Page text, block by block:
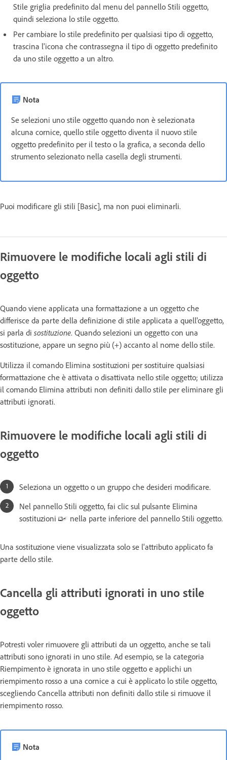
Stile griglia predefinito dal menu del pannello Stili oggetto,
quindi seleziona lo stile oggetto.
Per cambiare lo stile predefinito per qualsiasi tipo di oggetto,
trascina l'icona che contrassegna il tipo di oggetto predefinito
da uno stile oggetto a un altro.
Nota
Se selezioni uno stile oggetto quando non è selezionata
alcuna cornice, quello stile oggetto diventa il nuovo stile
oggetto predefinito per il testo o la grafica, a seconda dello
strumento selezionato nella casella degli strumenti.
Puoi modificare gli stili [Basic], ma non puoi eliminarli.
Rimuovere le modifiche locali agli stili di
oggetto
Quando viene applicata una formattazione a un oggetto che
differisce da parte della definizione di stile applicata a quell'oggetto,
si parla di sostituzione. Quando selezioni un oggetto con una
sostituzione, appare un segno più (+) accanto al nome dello stile.
Utilizza il comando Elimina sostituzioni per sostituire qualsiasi
formattazione che è attivata o disattivata nello stile oggetto; utilizza
il comando Elimina attributi non definiti dallo stile per eliminare gli
attributi ignorati.
Rimuovere le modifiche locali agli stili di
oggetto
Seleziona un oggetto o un gruppo che desideri modificare.
Nel pannello Stili oggetto, fai clic sul pulsante Elimina
sostituzioni
nella parte inferiore del pannello Stili oggetto.
Una sostituzione viene visualizzata solo se l'attributo applicato fa
parte dello stile.
Cancella gli attributi ignorati in uno stile
oggetto
Potresti voler rimuovere gli attributi da un oggetto, anche se tali
attributi sono ignorati in uno stile. Ad esempio, se la categoria
Riempimento è ignorata in uno stile oggetto e applichi un
riempimento rosso a una cornice a cui è applicato lo stile oggetto,
scegliendo Cancella attributi non definiti dallo stile si rimuove il
riempimento rosso.
Nota